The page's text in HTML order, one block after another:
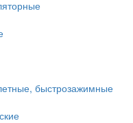
быстрозажимные